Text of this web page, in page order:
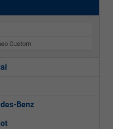
Custom
Benz